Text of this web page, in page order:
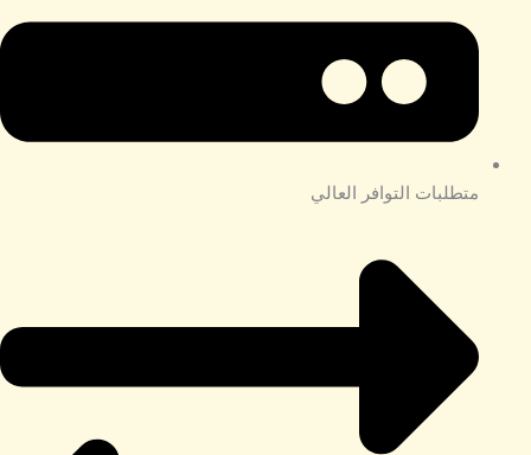
متطلبات التوافر العالي